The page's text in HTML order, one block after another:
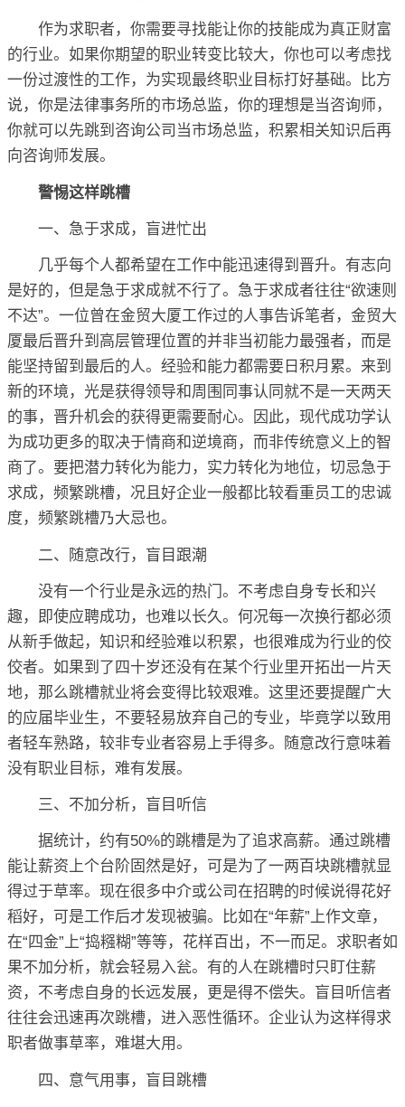
作为求职者，你需要寻找能让你的技能成为真正财富
的行业。如果你期望的职业转变比较大，你也可以考虑找
一份过渡性的工作，为实现最终职业目标打好基础。比方
说，你是法律事务所的市场总监，你的理想是当咨询师，
你就可以先跳到咨询公司当市场总监，积累相关知识后再
向咨询师发展。
警惕这样跳槽
一、急于求成，盲进忙出
几乎每个人都希望在工作中能迅速得到晋升。有志向
是好的，但是急于求成就不行了。急于求成者往往“欲速则
不达”。一位曾在金贸大厦工作过的人事告诉笔者，金贸大
厦最后晋升到高层管理位置的并非当初能力最强者，而是
能坚持留到最后的人。经验和能力都需要日积月累。来到
新的环境，光是获得领导和周围同事认同就不是一天两天
的事，晋升机会的获得更需要耐心。因此，现代成功学认
为成功更多的取决于情商和逆境商，而非传统意义上的智
商了。要把潜力转化为能力，实力转化为地位，切忌急于
求成，频繁跳槽，况且好企业一般都比较看重员工的忠诚
度，频繁跳槽乃大忌也。
二、随意改行，盲目跟潮
没有一个行业是永远的热门。不考虑自身专长和兴
趣，即使应聘成功，也难以长久。何况每一次换行都必须
从新手做起，知识和经验难以积累，也很难成为行业的佼
佼者。如果到了四十岁还没有在某个行业里开拓出一片天
地，那么跳槽就业将会变得比较艰难。这里还要提醒广大
的应届毕业生，不要轻易放弃自己的专业，毕竟学以致用
者轻车熟路，较非专业者容易上手得多。随意改行意味着
没有职业目标，难有发展。
三、不加分析，盲目听信
据统计，约有50%的跳槽是为了追求高薪。通过跳槽
能让薪资上个台阶固然是好，可是为了一两百块跳槽就显
得过于草率。现在很多中介或公司在招聘的时候说得花好
稻好，可是工作后才发现被骗。比如在“年薪”上作文章，
在“四金”上“捣糨糊”等等，花样百出，不一而足。求职者如
果不加分析，就会轻易入瓮。有的人在跳槽时只盯住薪
资，不考虑自身的长远发展，更是得不偿失。盲目听信者
往往会迅速再次跳槽，进入恶性循环。企业认为这样得求
职者做事草率，难堪大用。
四、意气用事，盲目跳槽